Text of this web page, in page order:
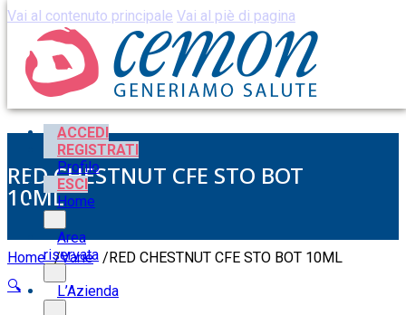
Vai al contenuto principale Vai al piè di pagina
ACCEDI
REGISTRATI
Profilo
ESCI
Home
Area
riservata
L’Azienda
RED CHESTNUT CFE STO BOT
10ML
Home /Varie /RED CHESTNUT CFE STO BOT 10ML
🔍